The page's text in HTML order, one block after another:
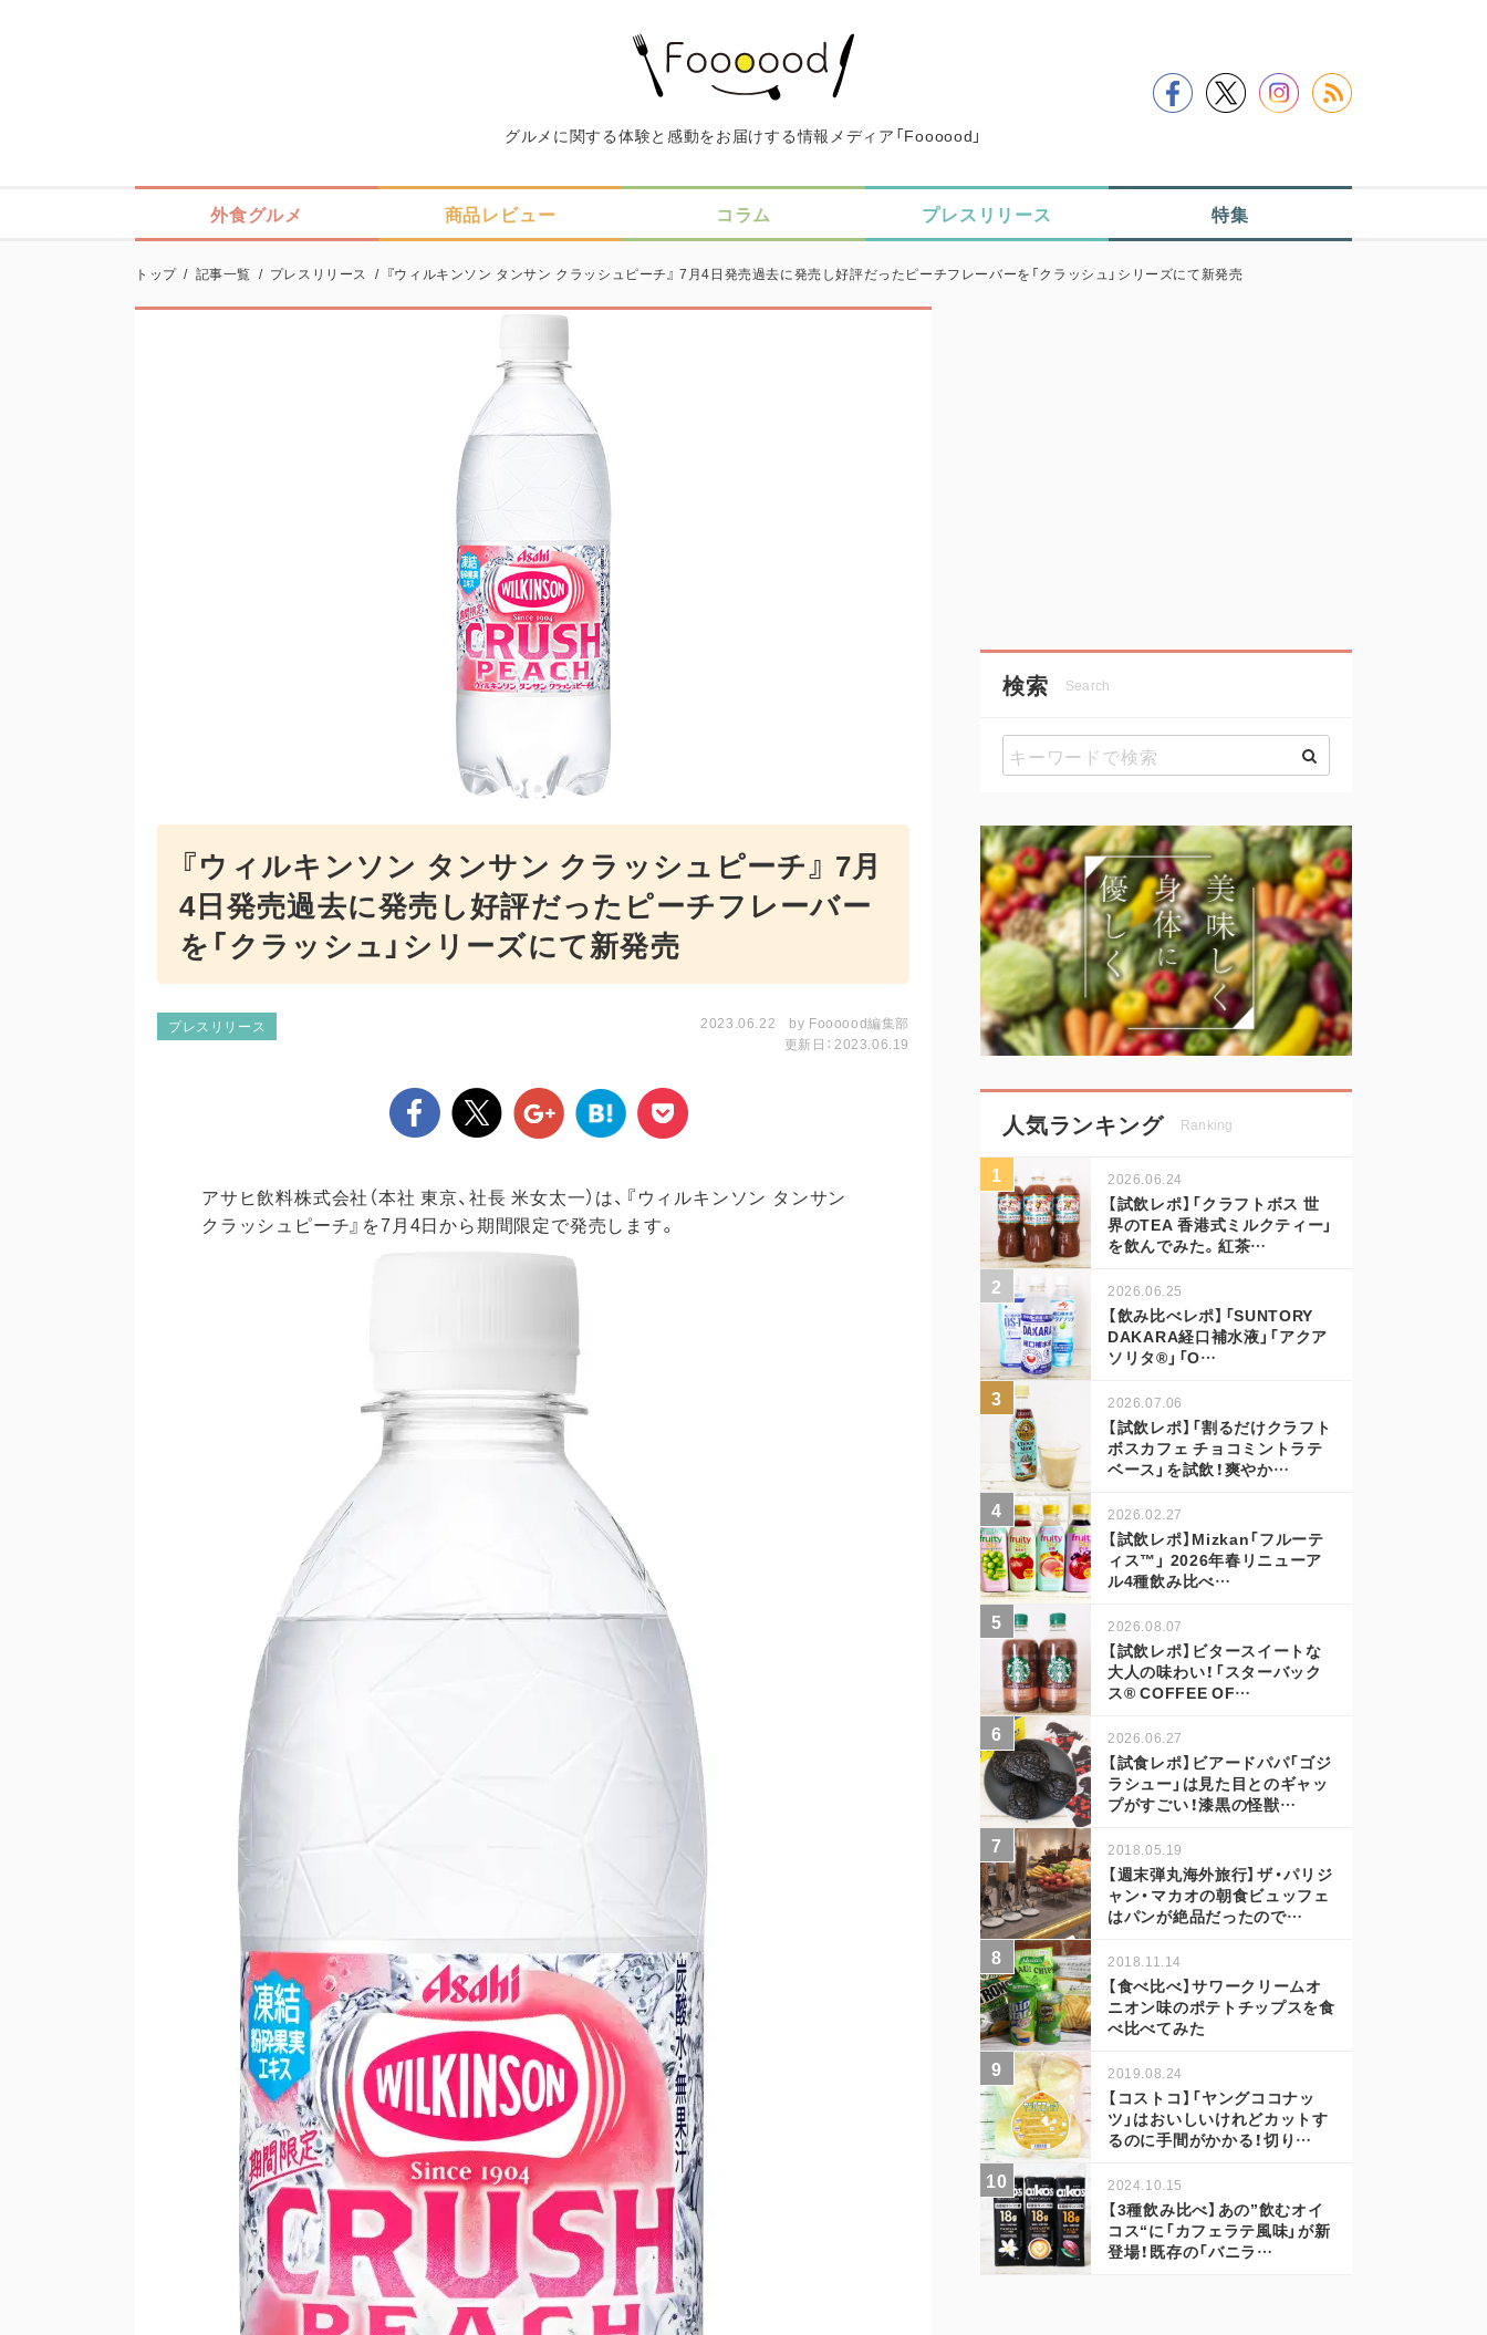
グルメに関する体験と感動をお届けする情報メディア「Foooood」
外食グルメ 商品レビュー コラム プレスリリース 特集
トップ / 記事一覧 / プレスリリース / 『ウィルキンソン タンサン クラッシュピーチ』 7月4日発売過去に発売し好評だったピーチフレーバーを「クラッシュ」シリーズにて新発売
『ウィルキンソン タンサン クラッシュピーチ』 7月
4日発売過去に発売し好評だったピーチフレーバー
を「クラッシュ」シリーズにて新発売
プレスリリース 2023.06.22 by Foooood編集部
更新日：2023.06.19
アサヒ飲料株式会社（本社 東京、社長 米女太一）は、『ウィルキンソン タンサン
クラッシュピーチ』を7月4日から期間限定で発売します。
検索 Search
人気ランキング Ranking
2026.06.24
【試飲レポ】「クラフトボス 世
界のTEA 香港式ミルクティー」
を飲んでみた。紅茶…
2026.06.25
【飲み比べレポ】「SUNTORY
DAKARA経口補水液」「アクア
ソリタ®」「O…
2026.07.06
【試飲レポ】「割るだけクラフト
ボスカフェ チョコミントラテ
ベース」を試飲！爽やか…
2026.02.27
【試飲レポ】Mizkan「フルーテ
ィス™」 2026年春リニューア
ル4種飲み比べ…
2026.08.07
【試飲レポ】ビタースイートな
大人の味わい！「スターバック
ス® COFFEE OF…
2026.06.27
【試食レポ】ビアードパパ「ゴジ
ラシュー」は見た目とのギャッ
プがすごい！漆黒の怪獣…
2018.05.19
【週末弾丸海外旅行】ザ・パリジ
ャン・マカオの朝食ビュッフェ
はパンが絶品だったので…
2018.11.14
【食べ比べ】サワークリームオ
ニオン味のポテトチップスを食
べ比べてみた
2019.08.24
【コストコ】「ヤングココナッ
ツ」はおいしいけれどカットす
るのに手間がかかる！切り…
2024.10.15
【3種飲み比べ】あの”飲むオイ
コス“に「カフェラテ風味」が新
登場！既存の「バニラ…